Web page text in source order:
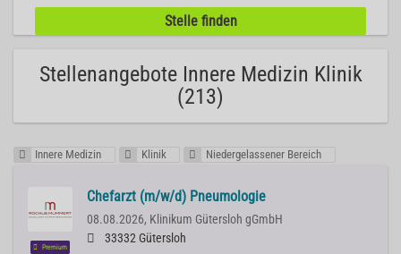
Stellenangebote Innere Medizin Klinik
(213)
Innere Medizin Klinik Niedergelassener Bereich
Premium
Chefarzt (m/w/d) Pneumologie
08.08.2026, Klinikum Gütersloh gGmbH
33332 Gütersloh